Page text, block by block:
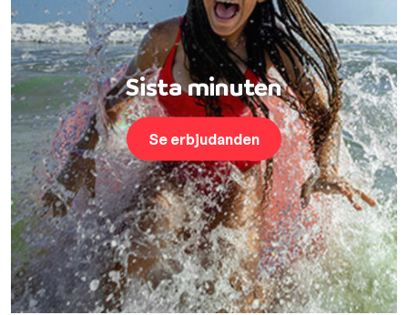
Sista minuten
Se erbjudanden